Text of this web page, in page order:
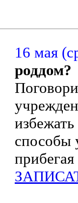
16 мая
роддом?
способы